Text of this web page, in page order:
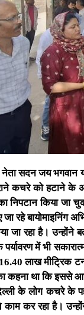
नेता सदन जय भगवान
को हटाने के
निपटान किया जा
जा रहे
जा रहा है।
पर्यावरण में भी
लाख मीट्रिक
कहना था कि इससे
के लोग कचरे के
कर रहा है।